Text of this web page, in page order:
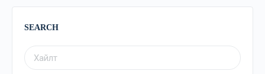
SEARCH
SEARCH
FOR: